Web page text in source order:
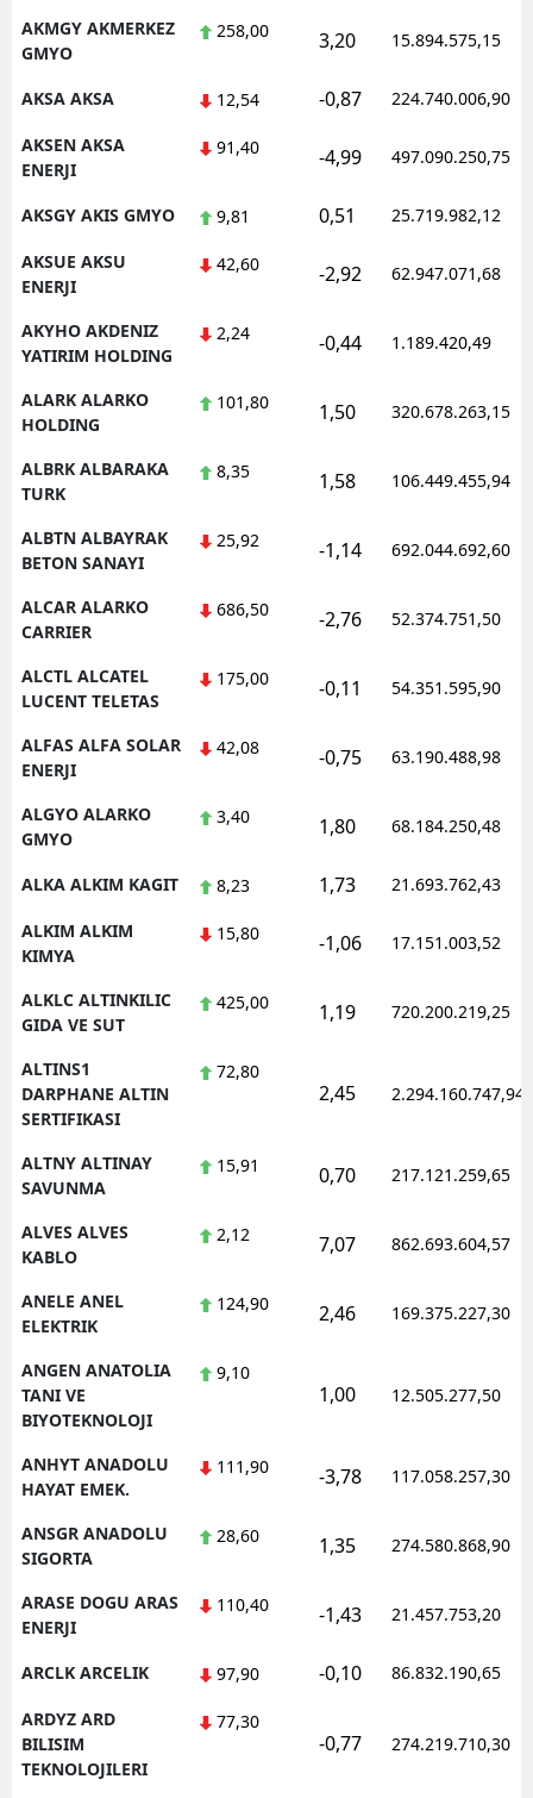
AKMGY AKMERKEZ
GMYO
258,00 3,20 15.894.575,15
AKSA AKSA 12,54 -0,87 224.740.006,90
AKSEN AKSA
ENERJI
91,40 -4,99 497.090.250,75
AKSGY AKIS GMYO 9,81 0,51 25.719.982,12
AKSUE AKSU
ENERJI
42,60 -2,92 62.947.071,68
AKYHO AKDENIZ
YATIRIM HOLDING
2,24 -0,44 1.189.420,49
ALARK ALARKO
HOLDING
101,80 1,50 320.678.263,15
ALBRK ALBARAKA
TURK
8,35 1,58 106.449.455,94
ALBTN ALBAYRAK
BETON SANAYI
25,92 -1,14 692.044.692,60
ALCAR ALARKO
CARRIER
686,50 -2,76 52.374.751,50
ALCTL ALCATEL
LUCENT TELETAS
175,00 -0,11 54.351.595,90
ALFAS ALFA SOLAR
ENERJI
42,08 -0,75 63.190.488,98
ALGYO ALARKO
GMYO
3,40 1,80 68.184.250,48
ALKA ALKIM KAGIT 8,23 1,73 21.693.762,43
ALKIM ALKIM
KIMYA
15,80 -1,06 17.151.003,52
ALKLC ALTINKILIC
GIDA VE SUT
425,00 1,19 720.200.219,25
ALTINS1
DARPHANE ALTIN
SERTIFIKASI
72,80
2,45 2.294.160.747,94
ALTNY ALTINAY
SAVUNMA
15,91 0,70 217.121.259,65
ALVES ALVES
KABLO
2,12 7,07 862.693.604,57
ANELE ANEL
ELEKTRIK
124,90 2,46 169.375.227,30
ANGEN ANATOLIA
TANI VE
BIYOTEKNOLOJI
9,10
1,00 12.505.277,50
ANHYT ANADOLU
HAYAT EMEK.
111,90 -3,78 117.058.257,30
ANSGR ANADOLU
SIGORTA
28,60 1,35 274.580.868,90
ARASE DOGU ARAS
ENERJI
110,40 -1,43 21.457.753,20
ARCLK ARCELIK 97,90 -0,10 86.832.190,65
ARDYZ ARD
BILISIM
TEKNOLOJILERI
77,30
-0,77 274.219.710,30